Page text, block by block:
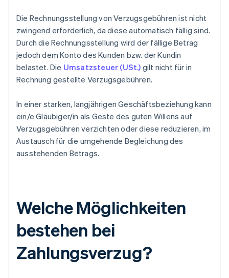
Die Rechnungsstellung von Verzugsgebühren ist nicht
zwingend erforderlich, da diese automatisch fällig sind.
Durch die Rechnungsstellung wird der fällige Betrag
jedoch dem Konto des Kunden bzw. der Kundin
belastet. Die Umsatzsteuer (USt.) gilt nicht für in
Rechnung gestellte Verzugsgebühren.
In einer starken, langjährigen Geschäftsbeziehung kann
ein/e Gläubiger/in als Geste des guten Willens auf
Verzugsgebühren verzichten oder diese reduzieren, im
Austausch für die umgehende Begleichung des
ausstehenden Betrags.
Welche Möglichkeiten
bestehen bei
Zahlungsverzug?